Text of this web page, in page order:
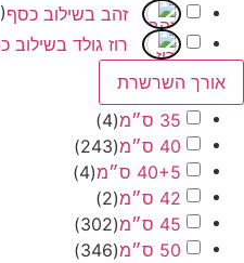
זהב בשילוב כסף(
1
)
רוז גולד בשילוב כסף(
1
)
השרשרת
35 ס״מ
(
4
)
40 ס״מ
(
243
)
40+5 ס״מ
(
4
)
42 ס״מ
(
2
)
45 ס״מ
(
302
)
50 ס״מ
(
346
)